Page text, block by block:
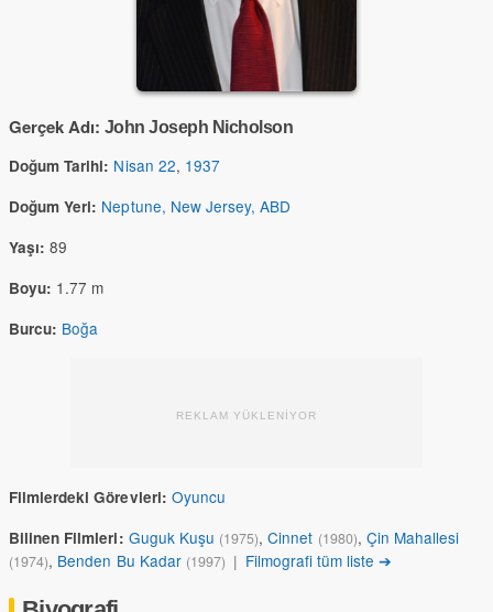
Gerçek Adı: John Joseph Nicholson
Doğum Tarihi: Nisan 22, 1937
Doğum Yeri: Neptune, New Jersey, ABD
Yaşı: 89
Boyu: 1.77 m
Burcu: Boğa
REKLAM YÜKLENİYOR
Filmlerdeki Görevleri: Oyuncu
Bilinen Filmleri: Guguk Kuşu (1975),Cinnet (1980), Çin Mahallesi
(1974), Benden Bu Kadar (1997) | Filmografi tüm liste ➔